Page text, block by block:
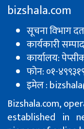
bizshala.com
सूचना विभाग
कार्यकारी
कार्यालय:
फोन: ०१-
इमेल :
Bizshala.com,
established in